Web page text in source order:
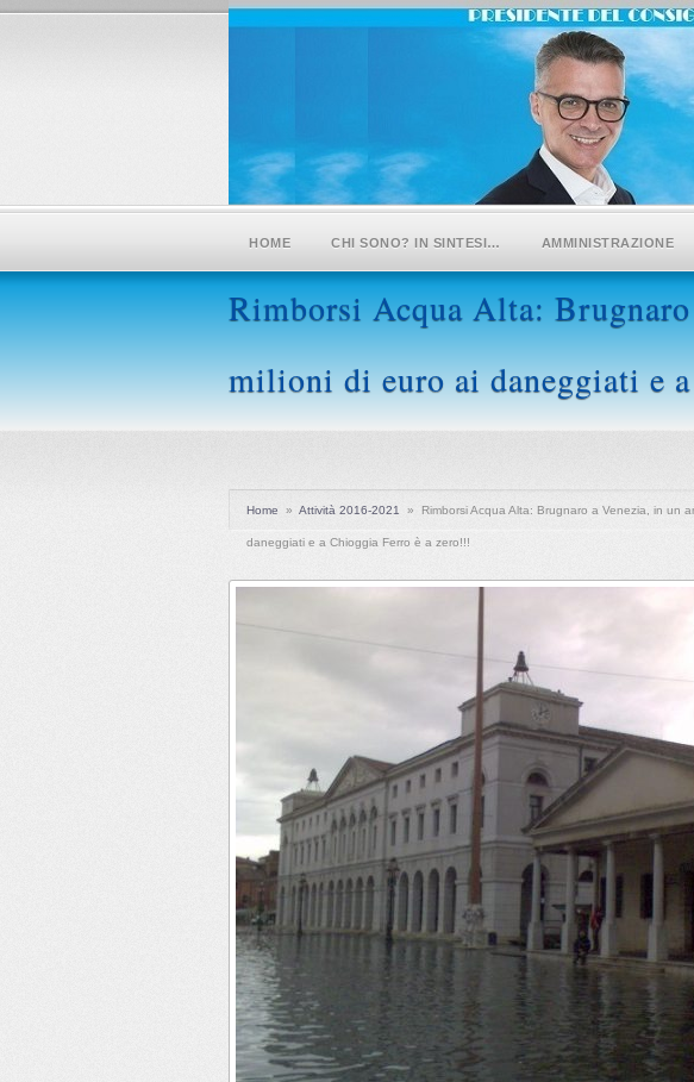
HOME CHI SONO? IN SINTESI… AMMINISTRAZIONE
Rimborsi Acqua Alta:
milioni di euro ai daneggiati e
Home » Attività 2016-2021 » Rimborsi Acqua Alta: Brugnaro a Venezia, in un
daneggiati e a Chioggia Ferro è a zero!!!